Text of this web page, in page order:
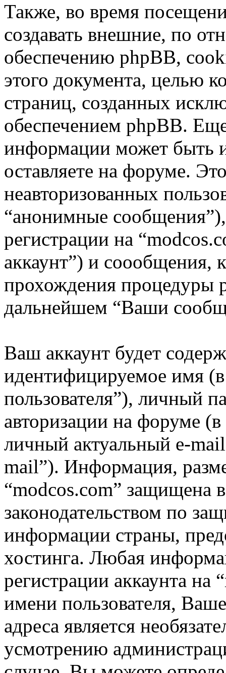
Также, во время
создавать внешние, по
обеспечению phpBB,
этого документа, целью
страниц, созданных
обеспечением phpBB.
информации может быть
оставляете на форуме.
неавторизованных
“анонимные
регистрации на
аккаунт”) и соообщения,
прохождения процедуры
дальнейшем “Ваши
Ваш аккаунт будет
идентифицируемое имя
пользователя”), личный
авторизации на форуме
личный актуальный e-
mail”). Информация,
“modcos.com” защищена
законодательством по
информации страны,
хостинга. Любая
регистрации аккаунта
имени пользователя,
адреса является
усмотрению